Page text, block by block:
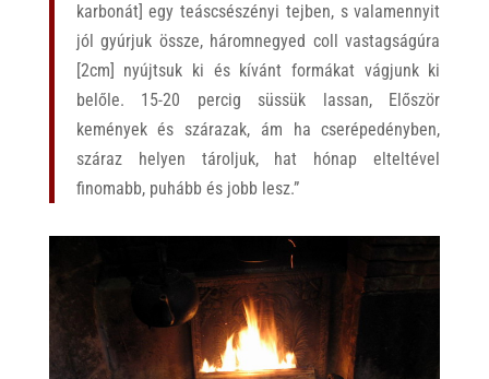
karbonát] egy teáscsészényi tejben, s valamennyit
jól gyúrjuk össze, háromnegyed coll vastagságúra
[2cm] nyújtsuk ki és kívánt formákat vágjunk ki
belőle. 15-20 percig süssük lassan, Először
kemények és szárazak, ám ha cserépedényben,
száraz helyen tároljuk, hat hónap elteltével
finomabb, puhább és jobb lesz.”